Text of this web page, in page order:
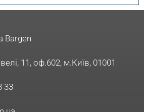
Bargen
11, оф.602, м.Київ, 01001
33